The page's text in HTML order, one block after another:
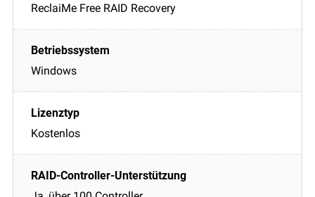
ReclaiMe Free RAID Recovery
Windows
Kostenlos